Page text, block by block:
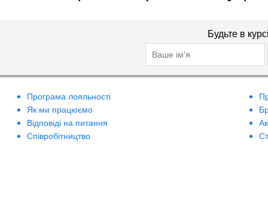
Будьте в
Програма лояльності
Як ми працюємо
Відповіді на питання
Співробітництво